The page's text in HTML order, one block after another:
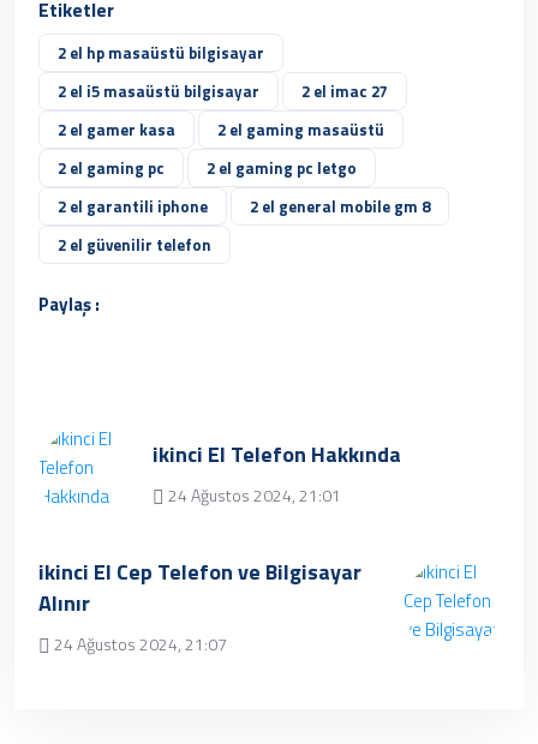
Etiketler
2 el hp masaüstü bilgisayar
2 el i5 masaüstü bilgisayar
2 el imac 27
2 el gamer kasa
2 el gaming masaüstü
2 el gaming pc
2 el gaming pc letgo
2 el garantili iphone
2 el general mobile gm 8
2 el güvenilir telefon
Paylaş :
ikinci El Telefon Hakkında
24 Ağustos 2024, 21:01
ikinci El Cep Telefon ve Bilgisayar
Alınır
24 Ağustos 2024, 21:07